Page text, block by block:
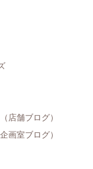
店舗ブログ）
画室ブログ）